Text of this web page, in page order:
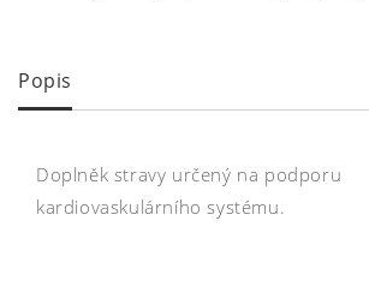
Popis
Doplněk stravy určený na podporu
kardiovaskulárního systému.